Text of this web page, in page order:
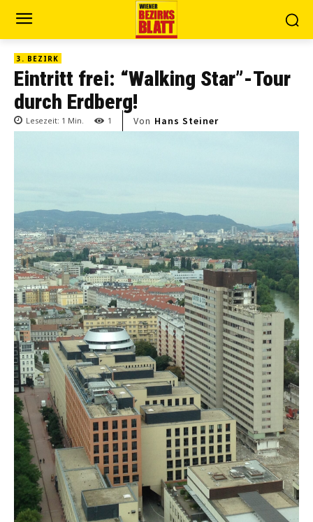
3. BEZIRK
Eintritt frei: “Walking Star”-Tour
durch Erdberg!
Lesezeit: 1 Min. 1 Von Hans Steiner